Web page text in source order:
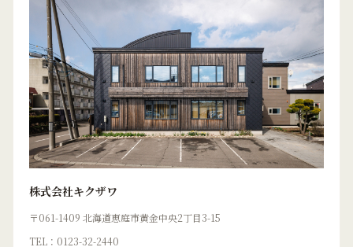
株式会社キクザワ
〒061-1409 北海道恵庭市黄金中央2丁目3-15
TEL：0123-32-2440